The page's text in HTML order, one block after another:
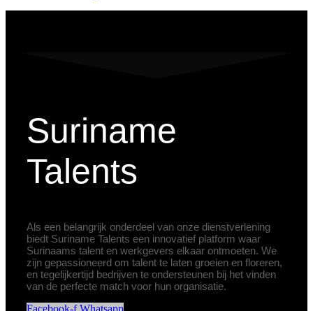
Suriname
Talents
Als een belangrijk onderdeel van onze dienstverlening
biedt Suriname Talents een innovatief platform waar
Surinaams talent en werkgevers elkaar ontmoeten. We
zijn gepassioneerd om talent te laten groeien en floreren,
en tegelijkertijd bedrijven te ondersteunen bij het vinden
van de perfecte match voor hun organisatie.
Facebook-f Whatsapp